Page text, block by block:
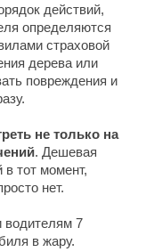
действий,
определяются
страховой
дерева или
повреждения и
не только на
. Дешевая
в тот момент,
нет.
водителям 7
в жару.